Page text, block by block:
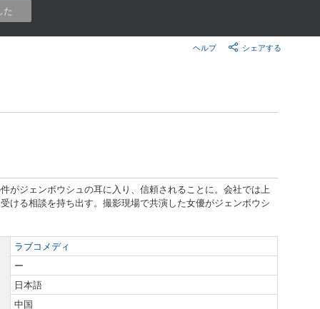
た
シェアする
ヘルプ
がジェンボウシュの耳に入り、信頼されることに。会社では上
ける相談を持ち出す。撮影現場で共演した女優がジェンボウシ
ラブコメディ
ー
日本語
中国